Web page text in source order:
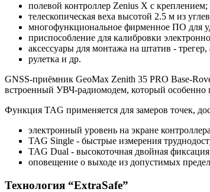
полевой контроллер Zenius X с креплением;
телескопическая веха высотой 2.5 м из
многофункциональное фирменное ПО для
приспособление для калибровки
аксессуары для монтажа на штатив -
рулетка и др.
GNSS-приёмник GeoMax Zenith 35 PRO Base-
встроенный УВЧ-радиомодем, который особенно
Функция TAG применяется для замеров точек,
электронный уровень на экране
TAG Single - быстрые измерения
TAG Dual - высокоточная двойная
оповещение о выходе из допустимых
Технология “ExtraSafe”